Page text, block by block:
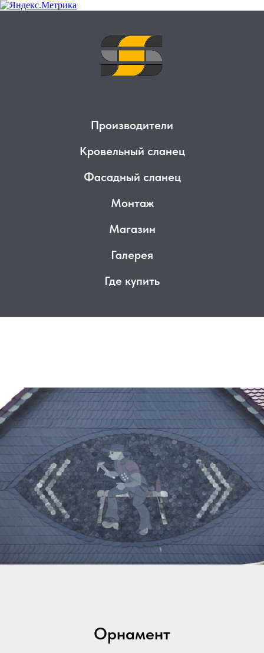
Производители
Кровельный сланец
Фасадный сланец
Монтаж
Магазин
Галерея
Где купить
Орнамент